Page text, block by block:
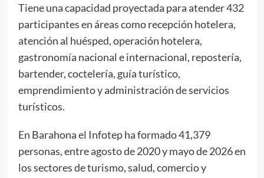
Tiene una capacidad proyectada para atender 432
participantes en áreas como recepción hotelera,
atención al huésped, operación hotelera,
gastronomía nacional e internacional, repostería,
bartender, coctelería, guía turístico,
emprendimiento y administración de servicios
turísticos.
En Barahona el Infotep ha formado 41,379
personas, entre agosto de 2020 y mayo de 2026 en
los sectores de turismo, salud, comercio y